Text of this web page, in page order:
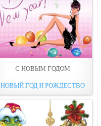
С НОВЫМ ГОДОМ
НОВЫЙ ГОД И РОЖДЕСТВО